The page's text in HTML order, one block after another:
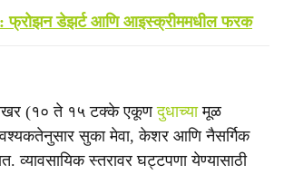
डेझर्ट आणि आइस्क्रीममधील फरक
(१० ते १५ टक्के एकूणदुधाच्यामूळ
सुका मेवा, केशर आणि नैसर्गिक
व्यावसायिक स्तरावर घट्टपणा येण्यासाठी